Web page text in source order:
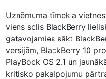
Uzņēmuma tīmekļa
viens solis BlackBerry
gatavojamies sākt
versijām, BlackBerry 10
PlayBook OS 2.1 un
kritisko pakalpojumu